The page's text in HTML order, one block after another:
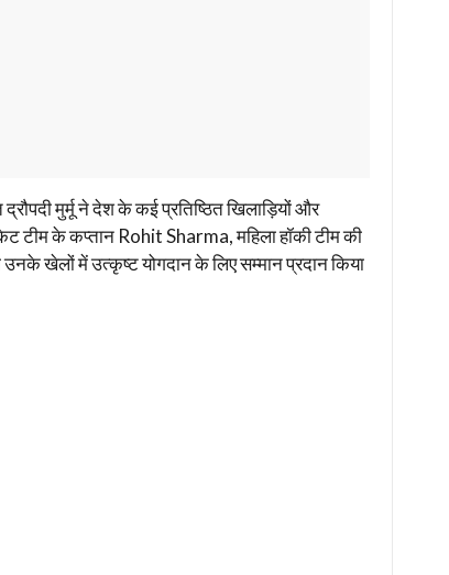
मुर्मू ने देश के कई प्रतिष्ठित खिलाड़ियों और
टीम के कप्तान Rohit Sharma, महिला हॉकी टीम की
खेलों में उत्कृष्ट योगदान के लिए सम्मान प्रदान किया